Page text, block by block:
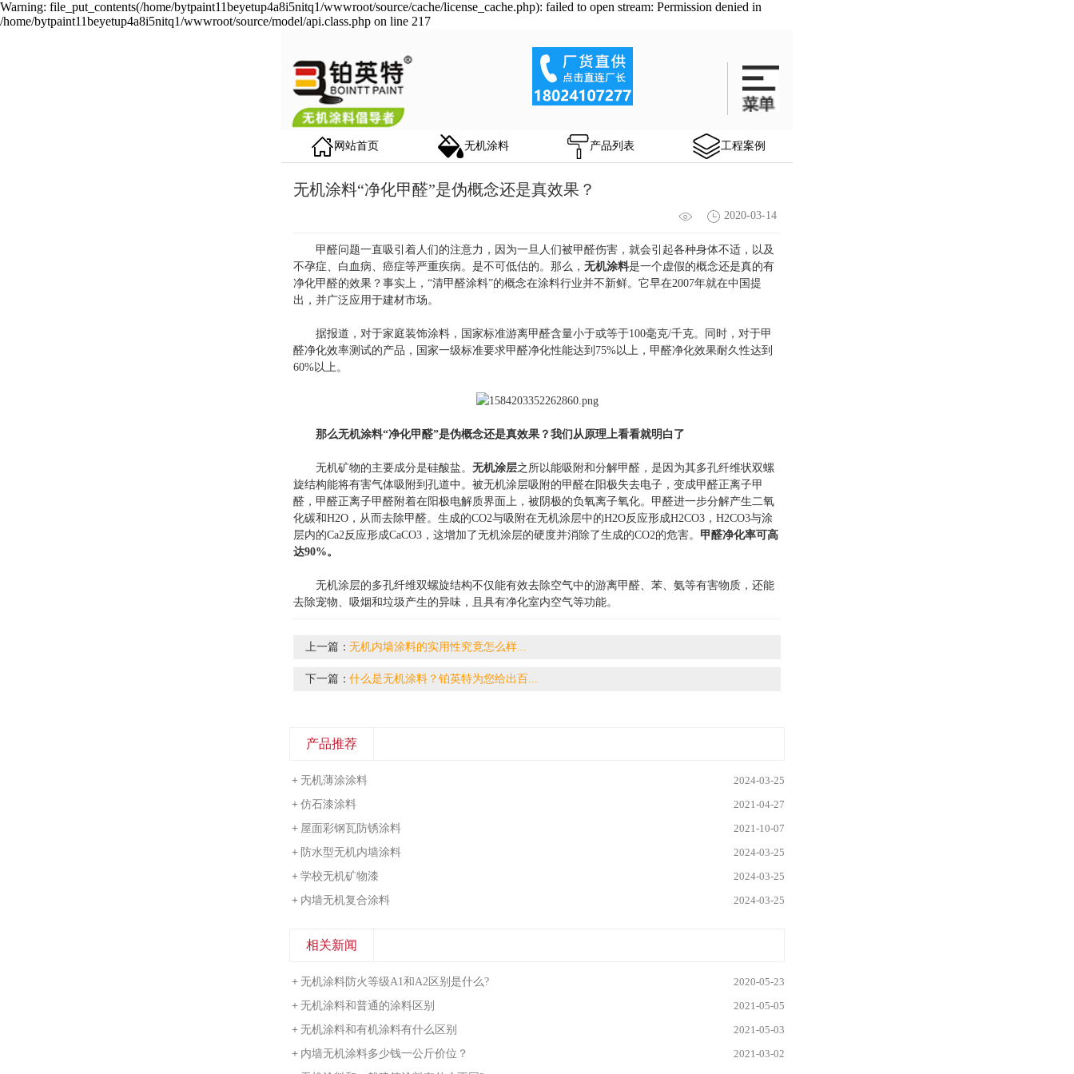
Warning: file_put_contents(/home/bytpaint11beyetup4a8i5nitq1/wwwroot/source/cache/license_cache.php): failed to open stream: Permission denied in
/home/bytpaint11beyetup4a8i5nitq1/wwwroot/source/model/api.class.php on line 217
网站首页 无机涂料 产品列表 工程案例
无机涂料“净化甲醛”是伪概念还是真效果？
2020-03-14
甲醛问题一直吸引着人们的注意力，因为一旦人们被甲醛伤害，就会引起各种身体不适，以及
不孕症、白血病、癌症等严重疾病。是不可低估的。那么， 无机涂料是一个虚假的概念还是真的有
净化甲醛的效果？事实上，“清甲醛涂料”的概念在涂料行业并不新鲜。它早在2007年就在中国提
出，并广泛应用于建材市场。
据报道，对于家庭装饰涂料，国家标准游离甲醛含量小于或等于100毫克/千克。同时，对于甲
醛净化效率测试的产品，国家一级标准要求甲醛净化性能达到75%以上，甲醛净化效果耐久性达到
60%以上。
那么无机涂料“净化甲醛”是伪概念还是真效果？我们从原理上看看就明白了
无机矿物的主要成分是硅酸盐。 无机涂层之所以能吸附和分解甲醛，是因为其多孔纤维状双螺
旋结构能将有害气体吸附到孔道中。被无机涂层吸附的甲醛在阳极失去电子，变成甲醛正离子甲
醛，甲醛正离子甲醛附着在阳极电解质界面上，被阴极的负氧离子氧化。甲醛进一步分解产生二氧
化碳和H2O，从而去除甲醛。生成的CO2与吸附在无机涂层中的H2O反应形成H2CO3，H2CO3与涂
层内的Ca2反应形成CaCO3，这增加了无机涂层的硬度并消除了生成的CO2的危害。 甲醛净化率可高
达90%。
无机涂层的多孔纤维双螺旋结构不仅能有效去除空气中的游离甲醛、苯、氨等有害物质，还能
去除宠物、吸烟和垃圾产生的异味，且具有净化室内空气等功能。
上一篇：无机内墙涂料的实用性究竟怎么样...
下一篇：什么是无机涂料？铂英特为您给出百...
产品推荐
+ 无机薄涂涂料
2024-03-25
+ 仿石漆涂料
2021-04-27
+ 屋面彩钢瓦防锈涂料
2021-10-07
+ 防水型无机内墙涂料
2024-03-25
+ 学校无机矿物漆
2024-03-25
+ 内墙无机复合涂料 2024-03-25
相关新闻
+ 无机涂料防火等级A1和A2区别是什么?
2020-05-23
+ 无机涂料和普通的涂料区别
2021-05-05
+ 无机涂料和有机涂料有什么区别
2021-05-03
+ 内墙无机涂料多少钱一公斤价位？
2021-03-02